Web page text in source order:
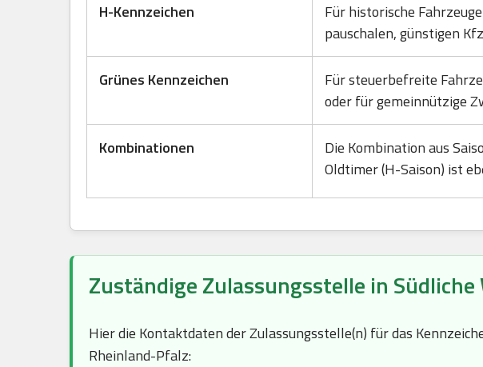
H-Kennzeichen
Für historische
pauschalen, günstigen
Grünes Kennzeichen
Für steuerbefreite
oder für gemeinnützige
Kombinationen
Die Kombination aus
Oldtimer (H-Saison) ist
Zuständige Zulassungsstelle in
Hier die Kontaktdaten der Zulassungsstelle(n) für das
Rheinland-Pfalz: